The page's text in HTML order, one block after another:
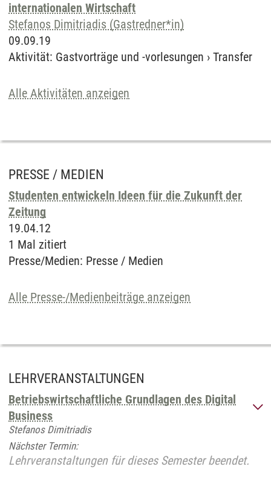
internationalen Wirtschaft
Stefanos Dimitriadis (Gastredner*in)
09.09.19
Aktivität: Gastvorträge und -vorlesungen › Transfer
Alle Aktivitäten anzeigen
PRESSE / MEDIEN
Studenten entwickeln Ideen für die Zukunft der
Zeitung
19.04.12
1 Mal zitiert
Presse/Medien: Presse / Medien
Alle Presse-/Medienbeiträge anzeigen
LEHRVERANSTALTUNGEN
Betriebswirtschaftliche Grundlagen des Digital
Business
Stefanos Dimitriadis
Nächster Termin:
Lehrveranstaltungen für dieses Semester beendet.